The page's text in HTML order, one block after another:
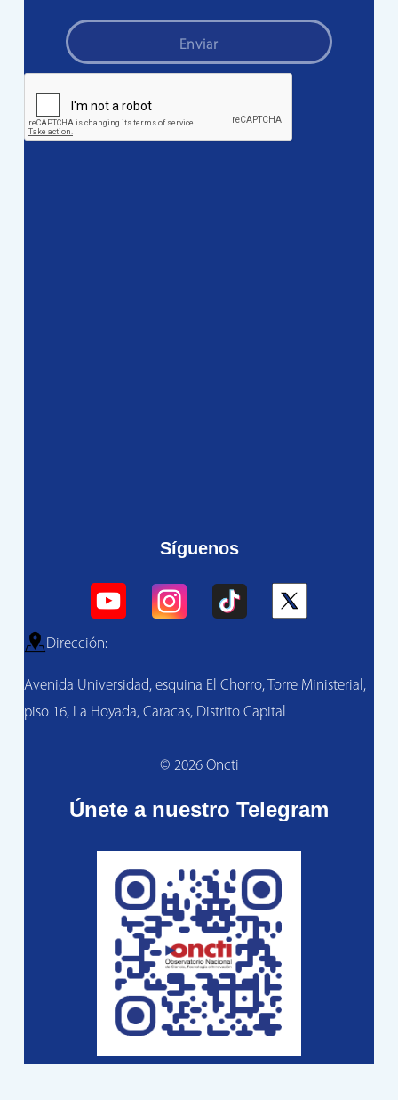
Enviar
Síguenos
Dirección:
Avenida Universidad, esquina El Chorro, Torre Ministerial,
piso 16, La Hoyada, Caracas, Distrito Capital
© 2026 Oncti
Únete a nuestro Telegram